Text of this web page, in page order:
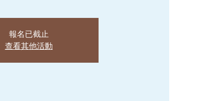
報名已截止
查看其他活動